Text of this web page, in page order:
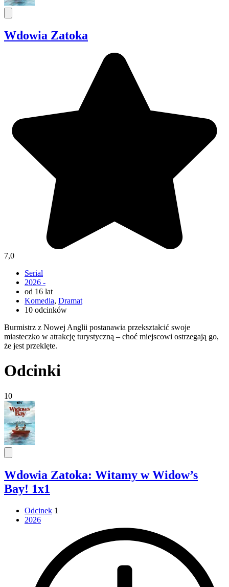
Wdowia Zatoka
7,0
Serial
2026 -
od 16 lat
Komedia, Dramat
10 odcinków
Burmistrz z Nowej Anglii postanawia przekształcić swoje
miasteczko w atrakcję turystyczną – choć miejscowi ostrzegają go,
że jest przeklęte.
Odcinki
10
Wdowia Zatoka: Witamy w Widow’s
Bay! 1x1
Odcinek 1
2026